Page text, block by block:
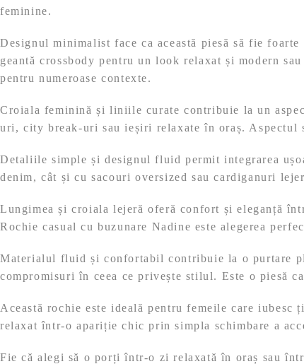
feminine.
Designul minimalist face ca această piesă să fie
geantă crossbody pentru un look relaxat și modern
pentru numeroase contexte.
Croiala feminină și liniile curate contribuie la un
uri, city break-uri sau ieșiri relaxate în oraș.
Detaliile simple și designul fluid permit integrarea
denim, cât și cu sacouri oversized sau cardiganuri
Lungimea și croiala lejeră oferă confort și eleganță
Rochie casual cu buzunare Nadine este alegerea
Materialul fluid și confortabil contribuie la o purtare
compromisuri în ceea ce privește stilul. Este o piesă
Această rochie este ideală pentru femeile care
relaxat într-o apariție chic prin simpla schimbare a
Fie că alegi să o porți într-o zi relaxată în oraș sau